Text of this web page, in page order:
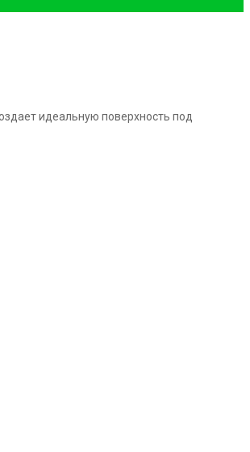
идеальную поверхность под